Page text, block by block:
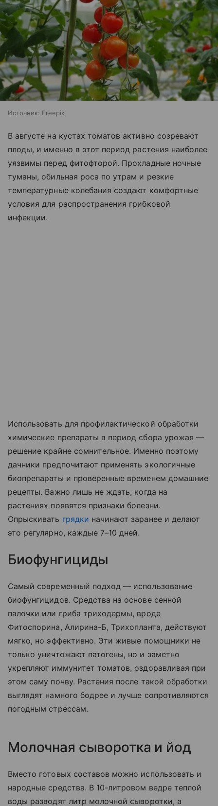
Источник: Freepik
В августе на кустах томатов активно созревают
плоды, и именно в этот период растения наиболее
уязвимы перед фитофторой. Прохладные ночные
туманы, обильная роса по утрам и резкие
температурные колебания создают комфортные
условия для распространения грибковой
инфекции.
Использовать для профилактической обработки
химические препараты в период сбора урожая —
решение крайне сомнительное. Именно поэтому
дачники предпочитают применять экологичные
биопрепараты и проверенные временем домашние
рецепты. Важно лишь не ждать, когда на
растениях появятся признаки болезни.
Опрыскивать грядки начинают заранее и делают
это регулярно, каждые 7–10 дней.
Биофунгициды
Самый современный подход — использование
биофунгицидов. Средства на основе сенной
палочки или гриба триходермы, вроде
Фитоспорина, Алирина-Б, Трихопланта, действуют
мягко, но эффективно. Эти живые помощники не
только уничтожают патогены, но и заметно
укрепляют иммунитет томатов, оздоравливая при
этом саму почву. Растения после такой обработки
выглядят намного бодрее и лучше сопротивляются
погодным стрессам.
Молочная сыворотка и йод
Вместо готовых составов можно использовать и
народные средства. В 10-литровом ведре теплой
воды разводят литр молочной сыворотки, а